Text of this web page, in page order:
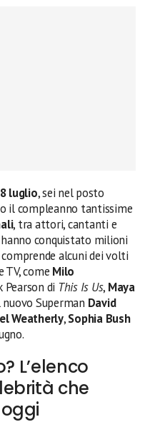
luglio, sei nel posto
il compleanno tantissime
, tra attori, cantanti e
conquistato milioni
alcuni dei volti
TV, come Milo
Pearson di This Is Us, Maya
nuovo Superman David
Weatherly,Sophia Bush
L’elenco
che